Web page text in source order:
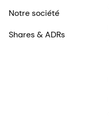
Notre société
Shares & ADRs